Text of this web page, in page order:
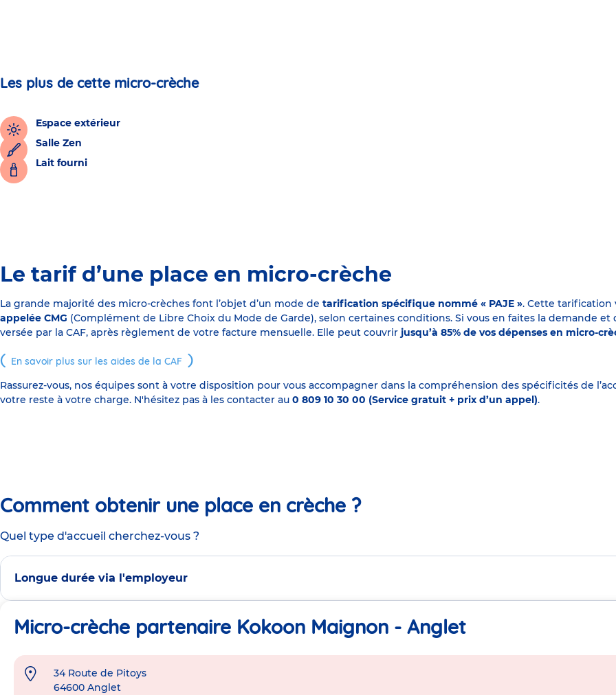
Les plus de cette micro-crèche
Espace extérieur
Salle Zen
Lait fourni
Le tarif d’une place en micro-crèche
La grande majorité des micro-crèches font l’objet d’un mode de tarification spécifique nommé « PAJE ». Cette tarification
appelée CMG (Complément de Libre Choix du Mode de Garde), selon certaines conditions. Si vous en faites la demande
versée par la CAF, après règlement de votre facture mensuelle. Elle peut couvrir jusqu’à 85% de vos dépenses en micro-
En savoir plus sur les aides de la CAF
Rassurez-vous, nos équipes sont à votre disposition pour vous accompagner dans la compréhension des spécificités de
votre reste à votre charge. N'hésitez pas à les contacter au 0 809 10 30 00 (Service gratuit + prix d’un appel).
Comment obtenir une place en crèche ?
Quel type d'accueil cherchez-vous ?
Longue durée via l'employeur
Micro-crèche partenaire Kokoon Maignon - Anglet
Adresse
34 Route de Pitoys
64600 Anglet